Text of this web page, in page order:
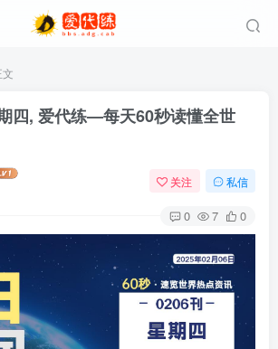
文
四, 爱代练—每天60秒读懂全世
关注 私信
0 7 0